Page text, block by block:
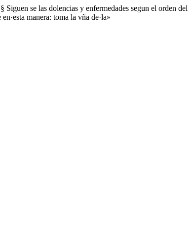
se las dolencias y enfermedades segun el orden del
manera: toma la vña de·la»